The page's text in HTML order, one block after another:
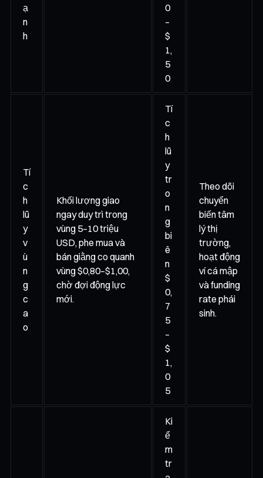
ạ
n
h
0
–
$
1,
5
0
Tí
c
h
lũ
y
v
ù
n
g
c
a
o
Khối lượng giao
ngay duy trì trong
vùng 5–10 triệu
USD, phe mua và
bán giằng co quanh
vùng $0,80–$1,00,
chờ đợi động lực
mới.
Tí
c
h
lũ
y
tr
o
n
g
bi
ê
n
$
0,
7
5
–
$
1,
0
5
Theo dõi
chuyển
biến tâm
lý thị
trường,
hoạt động
ví cá mập
và funding
rate phái
sinh.
Ki
ể
m
tr